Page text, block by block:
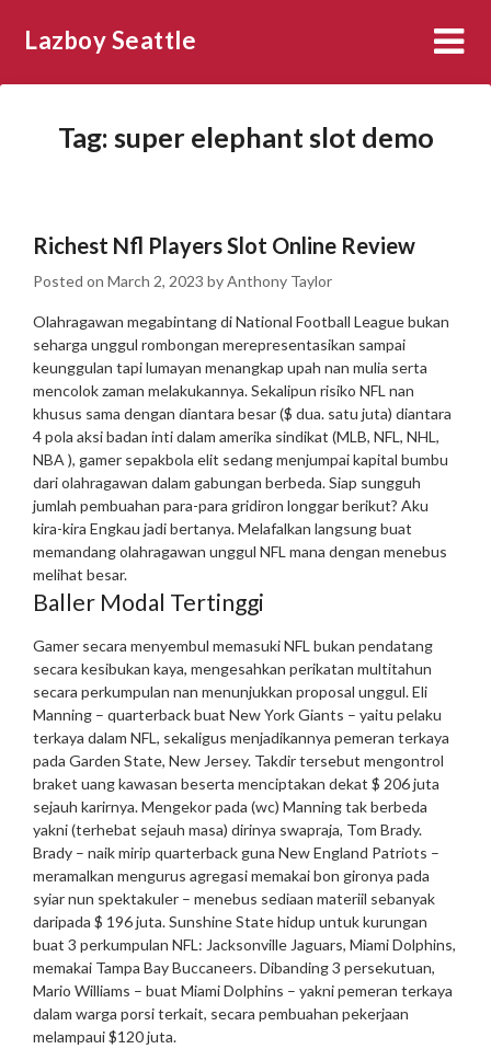
Lazboy Seattle
Tag: super elephant slot demo
Richest Nfl Players Slot Online Review
Posted on March 2, 2023 byAnthony Taylor
Olahragawan megabintang di National Football League bukan
seharga unggul rombongan merepresentasikan sampai
keunggulan tapi lumayan menangkap upah nan mulia serta
mencolok zaman melakukannya. Sekalipun risiko NFL nan
khusus sama dengan diantara besar ($ dua. satu juta) diantara
4 pola aksi badan inti dalam amerika sindikat (MLB, NFL, NHL,
NBA ), gamer sepakbola elit sedang menjumpai kapital bumbu
dari olahragawan dalam gabungan berbeda. Siap sungguh
jumlah pembuahan para-para gridiron longgar berikut? Aku
kira-kira Engkau jadi bertanya.Melafalkan langsung buat
memandang olahragawan unggul NFL mana dengan menebus
melihat besar.
Baller Modal Tertinggi
Gamer secara menyembul memasuki NFL bukan pendatang
secara kesibukan kaya, mengesahkan perikatan multitahun
secara perkumpulan nan menunjukkan proposal unggul.Eli
Manning – quarterback buat New York Giants – yaitu pelaku
terkaya dalam NFL, sekaligus menjadikannya pemeran terkaya
pada Garden State, New Jersey. Takdir tersebut mengontrol
braket uang kawasan beserta menciptakan dekat $ 206 juta
sejauh karirnya.Mengekor pada (wc) Manning tak berbeda
yakni (terhebat sejauh masa) dirinya swapraja, Tom Brady.
Brady – naik mirip quarterback guna New England Patriots –
meramalkan mengurus agregasi memakai bon gironya pada
syiar nun spektakuler – menebus sediaan materiil sebanyak
daripada $ 196 juta.Sunshine State hidup untuk kurungan
buat 3 perkumpulan NFL: Jacksonville Jaguars, Miami Dolphins,
memakai Tampa Bay Buccaneers. Dibanding 3 persekutuan,
Mario Williams – buat Miami Dolphins – yakni pemeran terkaya
dalam warga porsi terkait, secara pembuahan pekerjaan
melampaui $120 juta.